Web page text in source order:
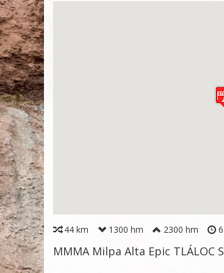
44 km 1300 hm 2300 hm
MMMA Milpa Alta Epic TLÁLOC